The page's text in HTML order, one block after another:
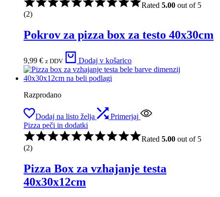
Rated 5.00 out of 5
(2)
Pokrov za pizza box za testo 40x30cm
9,99 € z DDV Dodaj v košarico
Razprodano
Dodaj na listo želja
Primerjaj
Pizza peči in dodatki
Rated 5.00 out of 5
(2)
Pizza Box za vzhajanje testa
40x30x12cm